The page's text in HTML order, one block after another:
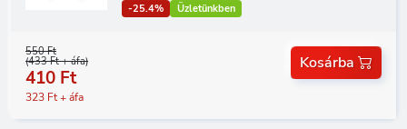
-25.4% Üzletünkben
550 Ft
(433 Ft + áfa)
410 Ft
323 Ft + áfa
Kosárba